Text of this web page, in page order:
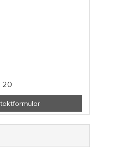
20